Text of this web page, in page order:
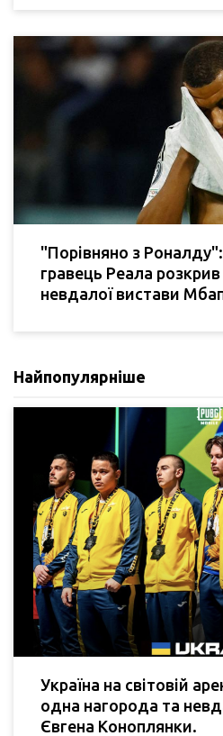
"Порівняно з
гравець Реала
невдалої вистави
Найпопулярніше
Україна на світовій
одна нагорода та
Євгена Коноплянки.